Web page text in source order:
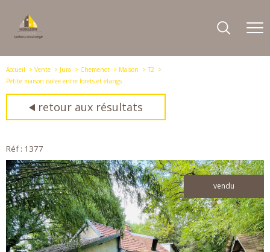
Accueil Vente Jura Chemenot Maison
T2
Petite maison isolee entre forets et etangs
retour aux résultats
Réf : 1377
vendu